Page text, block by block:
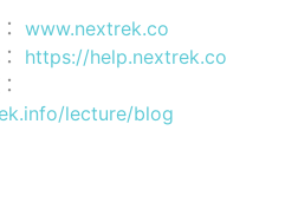
www.nextrek.co
https://help.nextrek.co
lecture/blog